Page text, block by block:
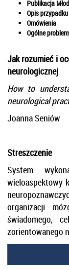
Publikacja
Opis przypadku
Omówienia
Ogólne
Jak rozumieć i
neurologicznej
How to
Joanna Seniów
Streszczenie
System
wieloaspektowy
organizacji
świadomego,
zorientowanego